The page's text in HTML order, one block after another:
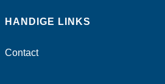
HANDIGE LINKS
Contact